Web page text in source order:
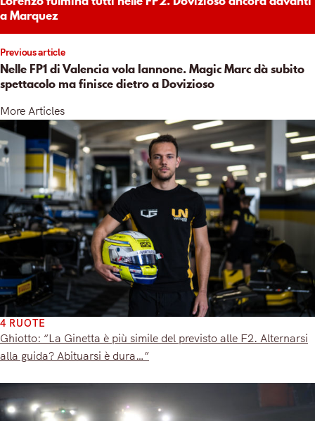
Previous article
Nelle FP1 di Valencia vola Iannone. Magic Marc dà subito
spettacolo ma finisce dietro a Dovizioso
a Marquez
More Articles
4 RUOTE
Ghiotto: “La Ginetta è più simile del previsto alle F2. Alternarsi
alla guida? Abituarsi è dura…”